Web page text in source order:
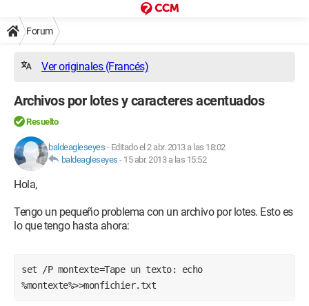
Forum
Ver originales (Francés)
Archivos por lotes y caracteres acentuados
Resuelto
baldeagleseyes - Editado el 2 abr. 2013 a las 18:02
baldeagleseyes - 15 abr. 2013 a las 15:52
Hola,
Tengo un pequeño problema con un archivo por lotes. Esto es
lo que tengo hasta ahora:
set /P montexte=Tape un texto: echo
%montexte%>>monfichier.txt